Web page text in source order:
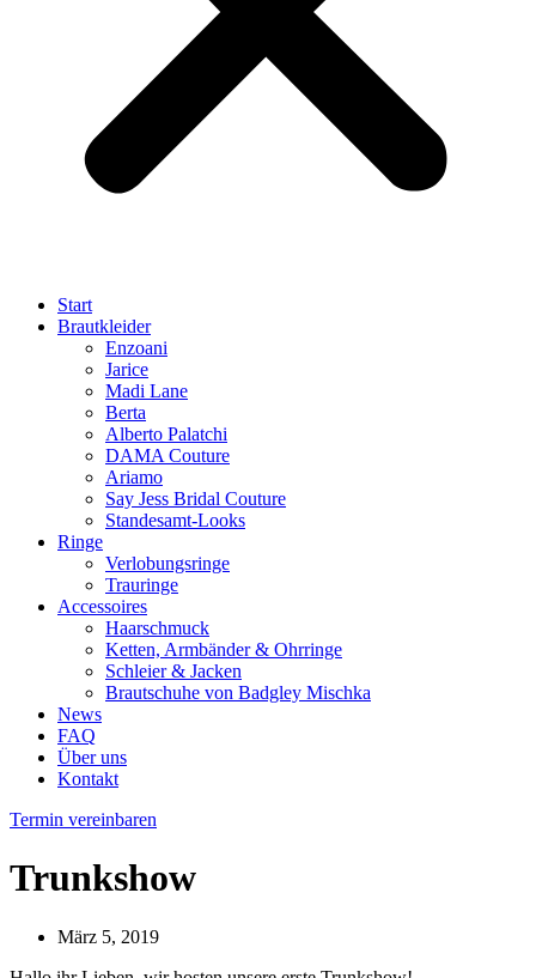
Start
Brautkleider
Enzoani
Jarice
Madi Lane
Berta
Alberto Palatchi
DAMA Couture
Ariamo
Say Jess Bridal Couture
Standesamt-Looks
Ringe
Verlobungsringe
Trauringe
Accessoires
Haarschmuck
Ketten, Armbänder & Ohrringe
Schleier & Jacken
Brautschuhe von Badgley Mischka
News
FAQ
Über uns
Kontakt
Termin vereinbaren
Trunkshow
März 5, 2019